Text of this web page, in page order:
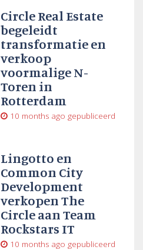
Circle Real Estate
begeleidt
transformatie en
verkoop
voormalige N-
Toren in
Rotterdam
10 months ago gepubliceerd
Lingotto en
Common City
Development
verkopen The
Circle aan Team
Rockstars IT
10 months ago gepubliceerd